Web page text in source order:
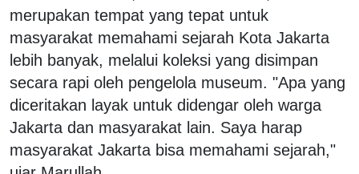
merupakan tempat yang tepat untuk
masyarakat memahami sejarah Kota Jakarta
lebih banyak, melalui koleksi yang disimpan
secara rapi oleh pengelola museum. "Apa yang
diceritakan layak untuk didengar oleh warga
Jakarta dan masyarakat lain. Saya harap
masyarakat Jakarta bisa memahami sejarah,"